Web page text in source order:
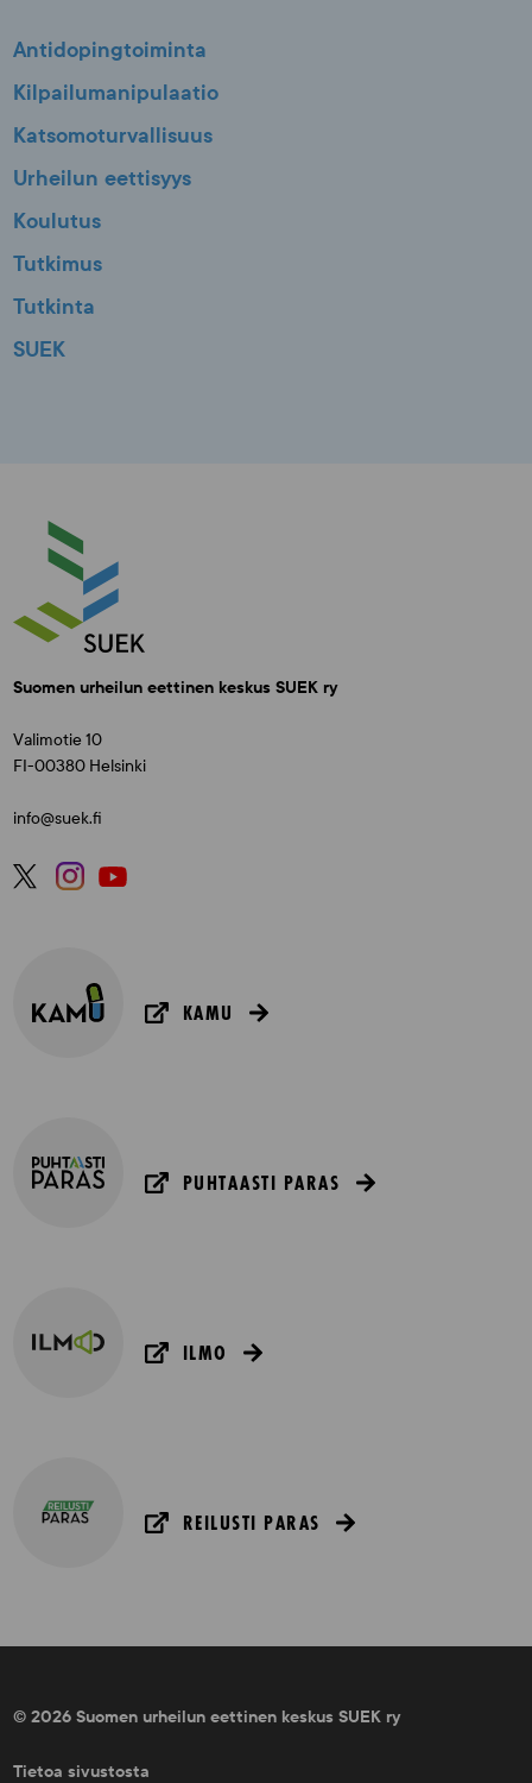
Antidopingtoiminta
Kilpailumanipulaatio
Katsomoturvallisuus
Urheilun eettisyys
Koulutus
Tutkimus
Tutkinta
SUEK
Suomen urheilun eettinen keskus SUEK ry
Valimotie 10
FI-00380 Helsinki
info@suek.fi
KAMU
PUHTAASTI PARAS
ILMO
REILUSTI PARAS
© 2026 Suomen urheilun eettinen keskus SUEK ry
Tietoa sivustosta